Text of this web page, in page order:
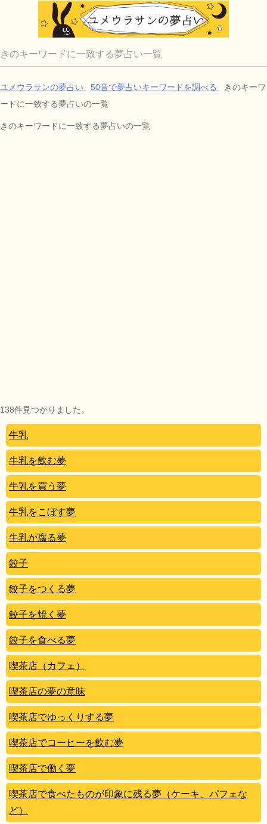
きのキーワードに一致する夢占い一覧
ユメウラサンの夢占い 50音で夢占いキーワードを調べる
きのキーワ
ードに一致する夢占いの一覧
きのキーワードに一致する夢占いの一覧
138件見つかりました。
牛乳
牛乳を飲む夢
牛乳を買う夢
牛乳をこぼす夢
牛乳が腐る夢
餃子
餃子をつくる夢
餃子を焼く夢
餃子を食べる夢
喫茶店（カフェ）
喫茶店の夢の意味
喫茶店でゆっくりする夢
喫茶店でコーヒーを飲む夢
喫茶店で働く夢
喫茶店で食べたものが印象に残る夢（ケーキ、パフェな
ど）